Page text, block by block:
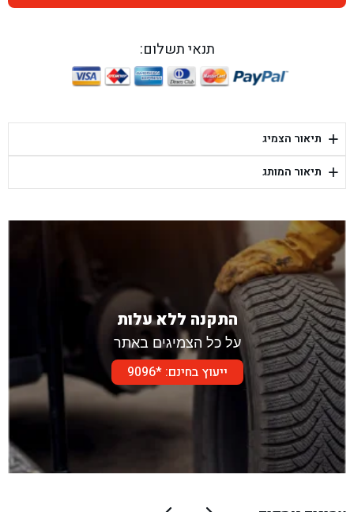
בן גל - היובלים 26, הוד השרון - הוד השרון
בן גל - יפת 88, תל אביב יפו - תל אביב
בן גל - דור אלון הר טוב - בית שמש
תנאי תשלום:
+ תיאור הצמיג
+ תיאור המותג
התקנה ללא עלות
על כל הצמיגים באתר
ייעוץ בחינם: *9096